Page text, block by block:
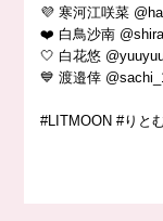
💜 寒河江咲菜
❤️ 白鳥沙南
🤍 白花悠
💙 渡邉倖
#LITMOON #りと